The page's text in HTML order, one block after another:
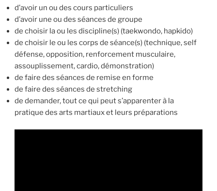
d’avoir un ou des cours particuliers
d’avoir une ou des séances de groupe
de choisir la ou les discipline(s) (taekwondo, hapkido)
de choisir le ou les corps de séance(s) (technique, self
défense, opposition, renforcement musculaire,
assouplissement, cardio, démonstration)
de faire des séances de remise en forme
de faire des séances de stretching
de demander, tout ce qui peut s’apparenter à la
pratique des arts martiaux et leurs préparations